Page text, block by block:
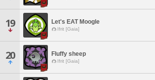
19 Let's EAT Moogle
Ifrit [Gaia]
20 Fluffy sheep
Ifrit [Gaia]